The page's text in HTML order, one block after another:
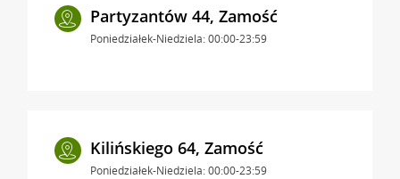
Partyzantów 44, Zamość
Poniedziałek-Niedziela: 00:00-23:59
Kilińskiego 64, Zamość
Poniedziałek-Niedziela: 00:00-23:59